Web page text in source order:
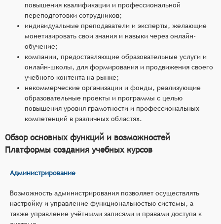
повышения квалификации и профессиональной
переподготовки сотрудников;
индивидуальные преподаватели и эксперты, желающие
монетизировать свои знания и навыки через онлайн-
обучение;
компании, предоставляющие образовательные услуги и
онлайн-школы, для формирования и продвижения своего
учебного контента на рынке;
некоммерческие организации и фонды, реализующие
образовательные проекты и программы с целью
повышения уровня грамотности и профессиональных
компетенций в различных областях.
Обзор основных функций и возможностей
Платформы создания учебных курсов
Администрирование
Возможность администрирования позволяет осуществлять
настройку и управление функциональностью системы, а
также управление учётными записями и правами доступа к